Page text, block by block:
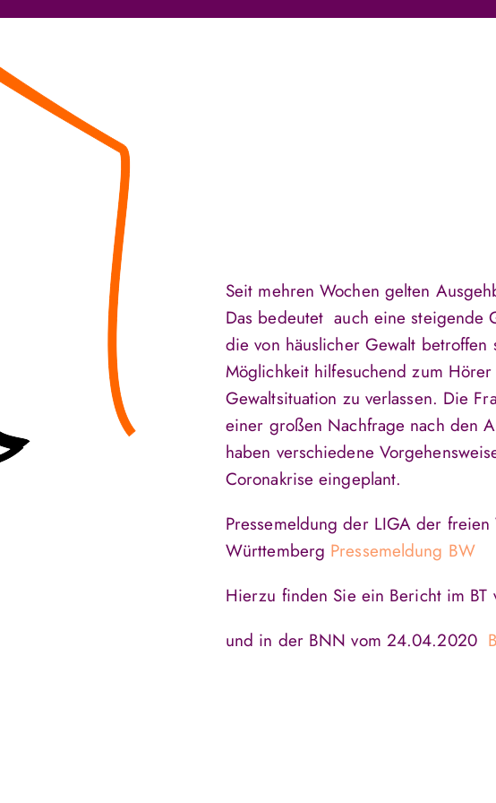
Seit mehren Wochen gelten
Das bedeutet auch eine steigende
die von häuslicher Gewalt
Möglichkeit hilfesuchend zum
Gewaltsituation zu verlassen. Die
einer großen Nachfrage nach den
haben verschiedene
Coronakrise eingeplant.
Pressemeldung der LIGA der
Württemberg Pressemeldung BW
Hierzu finden Sie ein Bericht im
und in der BNN vom 24.04.2020